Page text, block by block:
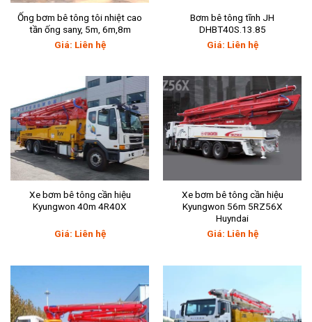
Ống bơm bê tông tôi nhiệt cao
tần ống sany, 5m, 6m,8m
Giá: Liên hệ
Bơm bê tông tĩnh JH
DHBT40S.13.85
Giá: Liên hệ
Xe bơm bê tông cần hiệu
Kyungwon 40m 4R40X
Giá: Liên hệ
Xe bơm bê tông cần hiệu
Kyungwon 56m 5RZ56X
Huyndai
Giá: Liên hệ